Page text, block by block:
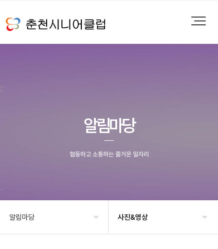
알림마당
협동하고 소통하는 즐거운 일자리
알림마당 사진&영상